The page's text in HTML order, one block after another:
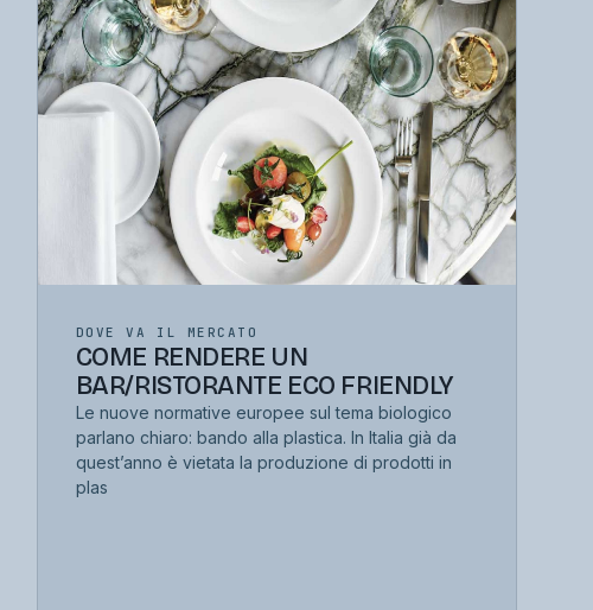
DOVE VA IL MERCATO
COME RENDERE UN
BAR/RISTORANTE ECO FRIENDLY
Le nuove normative europee sul tema biologico
parlano chiaro: bando alla plastica. In Italia già da
quest’anno è vietata la produzione di prodotti in
plas